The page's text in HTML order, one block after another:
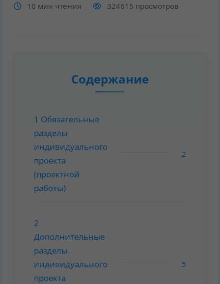
10 мин чтения
324615 просмотров
Содержание
1 Обязательные
разделы
индивидуального
проекта
(проектной
работы)
2
2
Дополнительные
разделы
индивидуального
проекта
5